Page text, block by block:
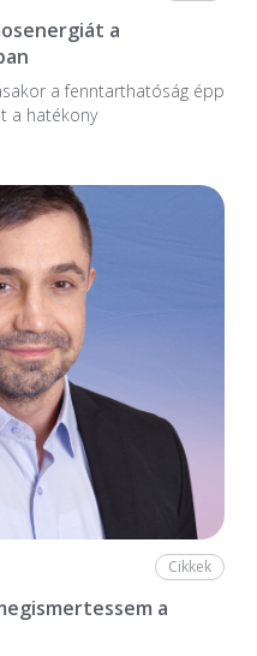
a
a fenntarthatóság épp
a hatékony
Cikkek
a